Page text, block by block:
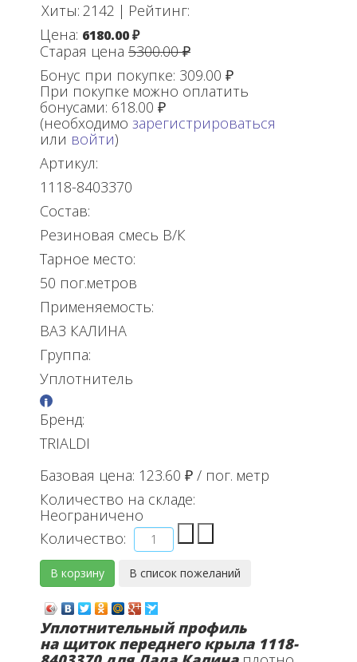
Хиты: 2142 | Рейтинг:
Цена: 6180.00 ₽
Старая цена 5300.00 ₽
Бонус при покупке: 309.00 ₽
При покупке можно оплатить
бонусами: 618.00 ₽
(необходимо зарегистрироваться
или войти)
Артикул:
1118-8403370
Состав:
Резиновая смесь В/К
Тарное место:
50 пог.метров
Применяемость:
ВАЗ КАЛИНА
Группа:
Уплотнитель
Бренд:
TRIALDI
Базовая цена: 123.60 ₽ / пог. метр
Количество на складе:
Неограничено
Количество:
Уплотнительный профиль
на щиток переднего крыла 1118-